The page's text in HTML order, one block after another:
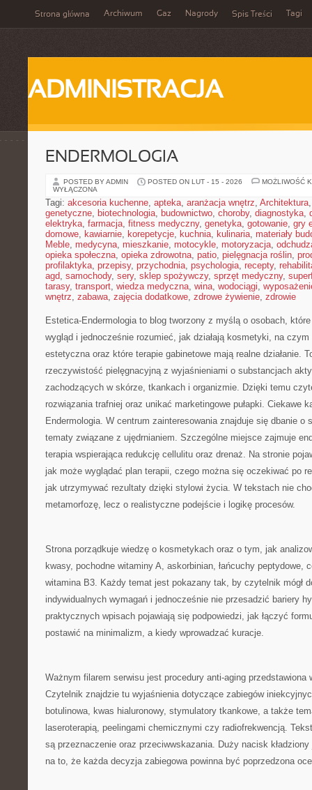
Strona główna Archiwum Gaz Nagrody Spis Treści Tagi
ADMINISTRACJA
ENDERMOLOGIA
POSTED BY ADMIN POSTED ON LUT - 15 - 2026
MOŻLIWOŚĆ
WYŁĄCZONA
Tagi: akcesoria kuchenne, apteka, aranżacja wnętrz, Architektura
genetyczne, biotechnologia, budownictwo, choroby, diagnostyka,
elektryka, farmacja, fitness medyczny, genetyka, gotowanie, gry
domowe, kawiarnie, korepetycje, kuchnia, kulinaria, materiały
Meble, medycyna, mieszkanie, motocykle, motoryzacja,
opieka społeczna, opieka zdrowotna, patio, pielęgnacja roślin,
profilaktyka, przepisy, przychodnia, psychologia, recepty,
agd, samochody, sery, sklep spożywczy, sprzęt medyczny,
tarasy, transport, wiedza medyczna, wina, wodociągi,
wnętrz, zabawa, zajęcia dodatkowe, zdrowe żywienie, zdrowie
Estetica-Endermologia to blog tworzony z myślą o osobach,
wygląd i jednocześnie rozumieć, jak działają kosmetyki, na
estetyczna oraz które terapie gabinetowe mają realne działanie.
rzeczywistość pielęgnacyjną z wyjaśnieniami o substancjach
zachodzących w skórze, tkankach i organizmie. Dzięki temu
rozwiązania trafniej oraz unikać marketingowe pułapki. Ciekawe
Endermologia. W centrum zainteresowania znajduje się dbanie o
tematy związane z ujędrnianiem. Szczególne miejsce zajmuje
terapia wspierająca redukcję cellulitu oraz drenaż. Na stronie
jak może wyglądać plan terapii, czego można się oczekiwać po
jak utrzymywać rezultaty dzięki stylowi życia. W tekstach nie
metamorfozę, lecz o realistyczne podejście i logikę procesów.
Strona porządkuje wiedzę o kosmetykach oraz o tym, jak
kwasy, pochodne witaminy A, askorbinian, łańcuchy peptydowe,
witamina B3. Każdy temat jest pokazany tak, by czytelnik mógł
indywidualnych wymagań i jednocześnie nie przesadzić bariery
praktycznych wpisach pojawiają się podpowiedzi, jak łączyć
postawić na minimalizm, a kiedy wprowadzać kuracje.
Ważnym filarem serwisu jest procedury anti-aging przedstawiona
Czytelnik znajdzie tu wyjaśnienia dotyczące zabiegów
botulinowa, kwas hialuronowy, stymulatory tkankowe, a także
laseroterapią, peelingami chemicznymi czy radiofrekwencją.
są przeznaczenie oraz przeciwwskazania. Duży nacisk
na to, że każda decyzja zabiegowa powinna być poprzedzona